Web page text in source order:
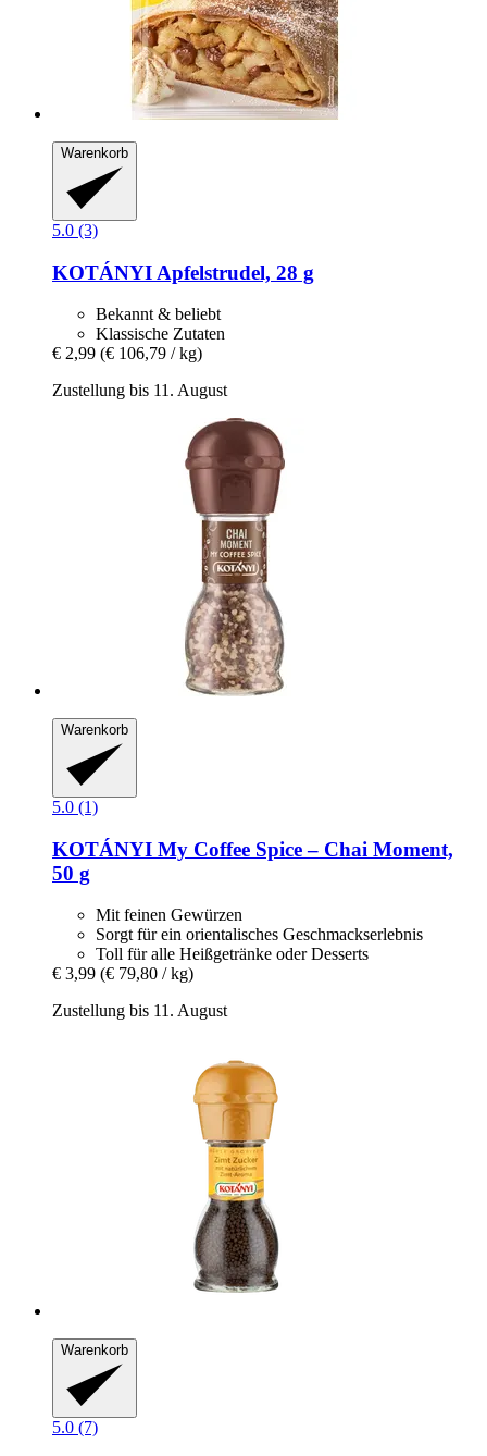
Warenkorb
5.0 (3)
KOTÁNYI Apfelstrudel, 28 g
Bekannt & beliebt
Klassische Zutaten
€ 2,99 (€ 106,79 / kg)
Zustellung bis 11. August
Warenkorb
5.0 (1)
KOTÁNYI My Coffee Spice – Chai Moment,
50 g
Mit feinen Gewürzen
Sorgt für ein orientalisches Geschmackserlebnis
Toll für alle Heißgetränke oder Desserts
€ 3,99 (€ 79,80 / kg)
Zustellung bis 11. August
Warenkorb
5.0 (7)